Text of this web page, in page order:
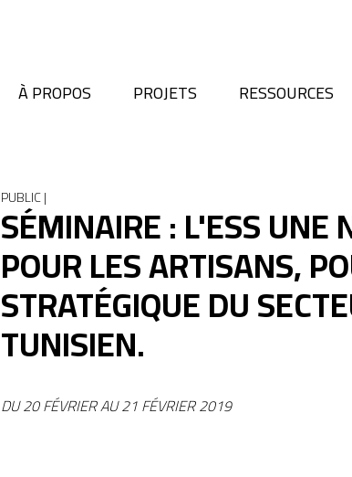
À PROPOS PROJETS RESSOURCES
PUBLIC |
SÉMINAIRE : L'ESS UNE
POUR LES ARTISANS,
STRATÉGIQUE DU
TUNISIEN.
DU 20 FÉVRIER AU 21 FÉVRIER 2019